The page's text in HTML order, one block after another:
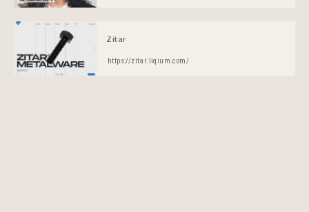
Zitar
https://zitar.liqium.com/